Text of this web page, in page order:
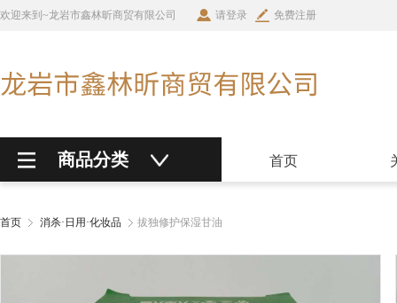
欢迎来到~龙岩市鑫林昕商贸有限公司 请登录 免费注册
商品分类 首页
首页 消杀·日用·化妆品 拔独修护保湿甘油